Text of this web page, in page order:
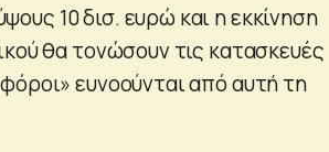
10 δισ. ευρώ και η εκκίνηση
θα τονώσουν τις κατασκευές
ευνοούνται από αυτή τη